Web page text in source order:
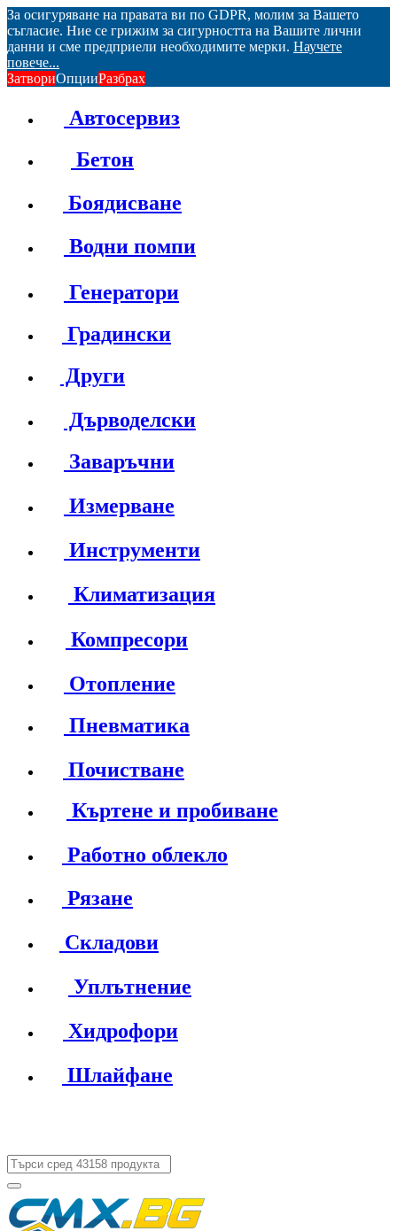
За осигуряване на правата ви по GDPR, молим за Вашето
съгласие. Ние се грижим за сигурността на Вашите лични
данни и сме предприели необходимите мерки. Научете
повече...
ЗатвориОпцииРазбрах
Автосервиз
Бетон
Боядисване
Водни помпи
Генератори
Градински
Други
Дърводелски
Заваръчни
Измерване
Инструменти
Климатизация
Компресори
Отопление
Пневматика
Почистване
Къртене и пробиване
Работно облекло
Рязане
Складови
Уплътнение
Хидрофори
Шлайфане